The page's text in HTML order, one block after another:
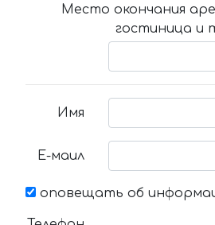
Место окончания
гостиница и
Имя
Е-маил
оповещать об